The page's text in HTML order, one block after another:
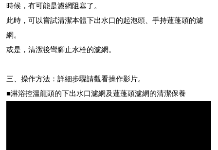
時候，有可能是濾網阻塞了。
此時，可以嘗試清潔本體下出水口的起泡頭、手持蓮蓬頭的濾
網。
或是，清潔後彎腳止水栓的濾網。
三、操作方法：詳細步驟請觀看操作影片。
■淋浴控溫龍頭的下出水口濾網及蓮蓬頭濾網的清潔保養